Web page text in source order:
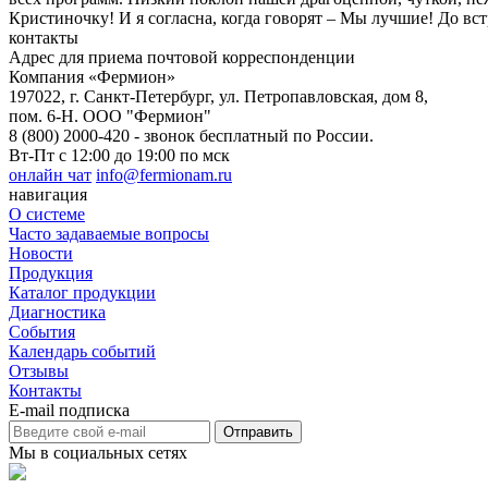
Кристиночку! И я согласна, когда говорят – Мы лучшие! До
контакты
Адрес для приема почтовой корреспонденции
Компания «Фермион»
197022, г. Санкт-Петербург, ул. Петропавловская, дом 8,
пом. 6-Н. ООО "Фермион"
8 (800) 2000-420 - звонок бесплатный по России.
Вт-Пт с 12:00 до 19:00 по мск
онлайн чат info@fermionam.ru
навигация
О системе
Часто задаваемые вопросы
Новости
Продукция
Каталог продукции
Диагностика
События
Календарь событий
Отзывы
Контакты
E-mail подписка
Отправить
Мы в социальных сетях